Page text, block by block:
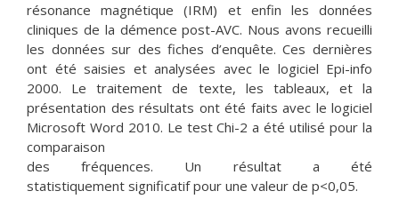
résonance magnétique (IRM) et enfin les données
cliniques de la démence post-AVC. Nous avons recueilli
les données sur des fiches d’enquête. Ces dernières
ont été saisies et analysées avec le logiciel Epi-info
2000. Le traitement de texte, les tableaux, et la
présentation des résultats ont été faits avec le logiciel
Microsoft Word 2010. Le test Chi-2 a été utilisé pour la
comparaison
des fréquences. Un résultat a été
statistiquement significatif pour une valeur de p<0,05.